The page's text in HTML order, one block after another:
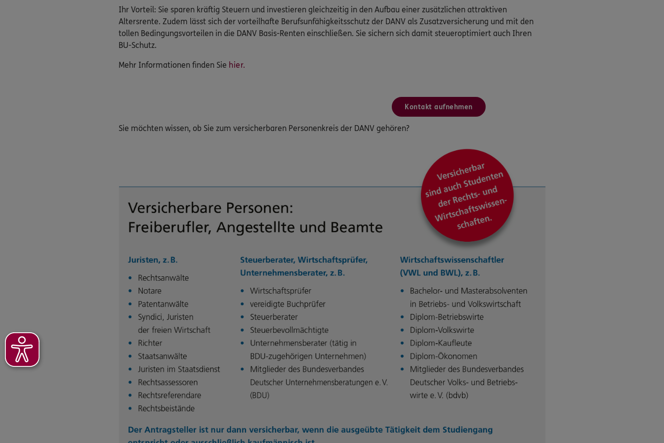
Ihr Vorteil: Sie sparen kräftig Steuern und investieren gleichzeitig in den Aufbau einer zusätzlichen attraktiven
Altersrente. Zudem lässt sich der vorteilhafte Berufsunfähigkeitsschutz der DANV als Zusatzversicherung und mit den
tollen Bedingungsvorteilen in die DANV Basis-Renten einschließen. Sie sichern sich damit steueroptimiert auch Ihren
BU-Schutz.
Mehr Informationen finden Sie hier.
Kontakt aufnehmen
Sie möchten wissen, ob Sie zum versicherbaren Personenkreis der DANV gehören?